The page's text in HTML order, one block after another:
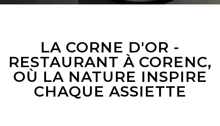
LA CORNE D'OR -
RESTAURANT À CORENC,
OÙ LA NATURE INSPIRE
CHAQUE ASSIETTE